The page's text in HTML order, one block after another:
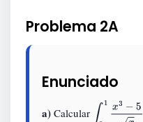
Problema 2A
Enunciado
a) Calcular 0 x3−5xdx